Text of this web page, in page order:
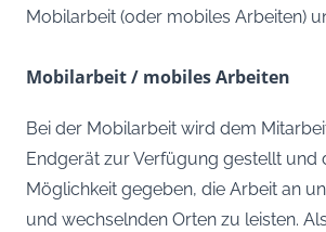
Mobilarbeit (oder mobiles Arbeiten)
Mobilarbeit / mobiles Arbeiten
Bei der Mobilarbeit wird dem
Endgerät zur Verfügung gestellt und
Möglichkeit gegeben, die Arbeit an
und wechselnden Orten zu leisten.